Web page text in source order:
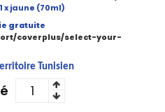
x jaune (70ml)
gratuite
coverplus/select-your-
Tunisien